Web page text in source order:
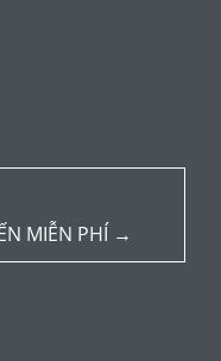
MIỄN PHÍ →